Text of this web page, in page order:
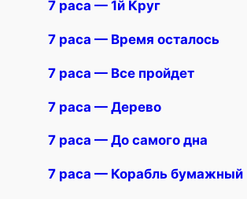
7 раса — 1й Круг
7 раса — Время осталось
7 раса — Все пройдет
7 раса — Дерево
7 раса — До самого дна
7 раса — Корабль бумажный